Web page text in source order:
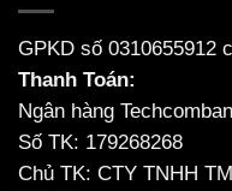
GPKD số 0310655912
Thanh Toán:
Ngân hàng
Số TK: 179268268
Chủ TK: CTY TNHH